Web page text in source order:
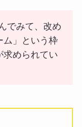
でみて、改め
ム」という枠
求められてい